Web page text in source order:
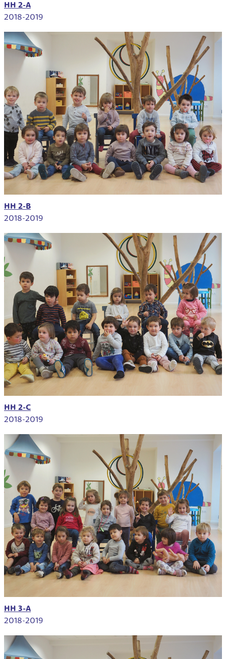
HH 2-A
2018-2019
HH 2-B
2018-2019
HH 2-C
2018-2019
HH 3-A
2018-2019